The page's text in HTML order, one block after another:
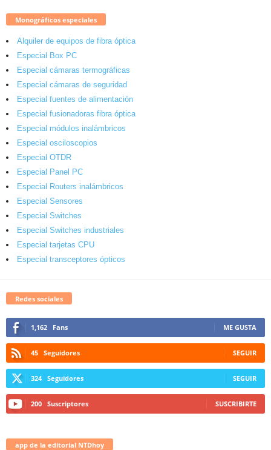
Monográficos especiales
Alquiler de equipos de fibra óptica
Especial Box PC
Especial cámaras termográficas
Especial cámaras de seguridad
Especial fuentes de alimentación
Especial fusionadoras fibra óptica
Especial módulos inalámbricos
Especial osciloscopios
Especial OTDR
Especial Panel PC
Especial Routers inalámbricos
Especial Sensores
Especial Switches
Especial Switches industriales
Especial tarjetas CPU
Especial transceptores ópticos
Redes sociales
1,162 Fans ME GUSTA
45 Seguidores SEGUIR
324 Seguidores SEGUIR
200 Suscriptores SUSCRIBIRTE
app de la editorial NTDhoy